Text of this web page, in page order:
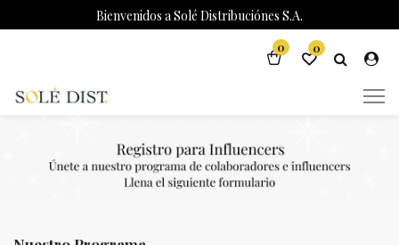
Bienvenidos a Solé Distribuciónes S.A.
0 0